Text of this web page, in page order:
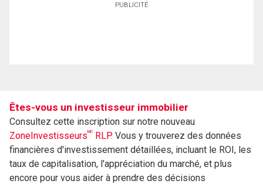
PUBLICITÉ
Êtes-vous un investisseur immobilier
Consultez cette inscription sur notre nouveau
ZoneInvestisseursMC RLP. Vous y trouverez des données
financières d'investissement détaillées, incluant le ROI, les
taux de capitalisation, l'appréciation du marché, et plus
encore pour vous aider à prendre des décisions